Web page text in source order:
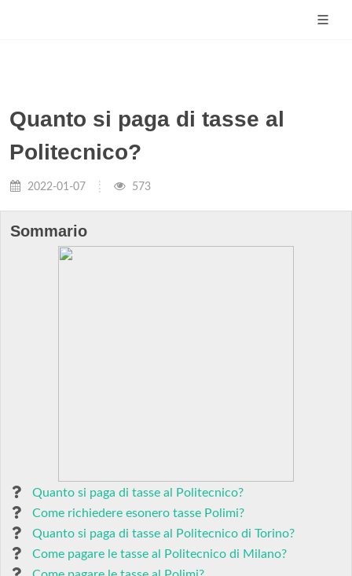
Quanto si paga di tasse al
Politecnico?
2022-01-07 573
Sommario
Quanto si paga di tasse al Politecnico?
Come richiedere esonero tasse Polimi?
Quanto si paga di tasse al Politecnico di Torino?
Come pagare le tasse al Politecnico di Milano?